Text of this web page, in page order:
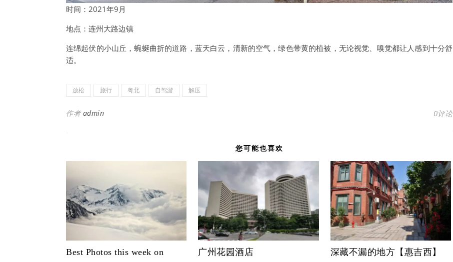
时间：2021年9月
地点：连州大路边镇
连绵起伏的小山丘，蜿蜒曲折的道路，蓝天白云，清新的空气，绿色带黄的植被，无论视觉、嗅觉都让人感到十分舒
适。
放松 旅行 粤北 自驾游 解压
作者 admin 0评论
您可能也喜欢
Best Photos this week on
广州花园酒店 深藏不漏的地方【惠吉西】